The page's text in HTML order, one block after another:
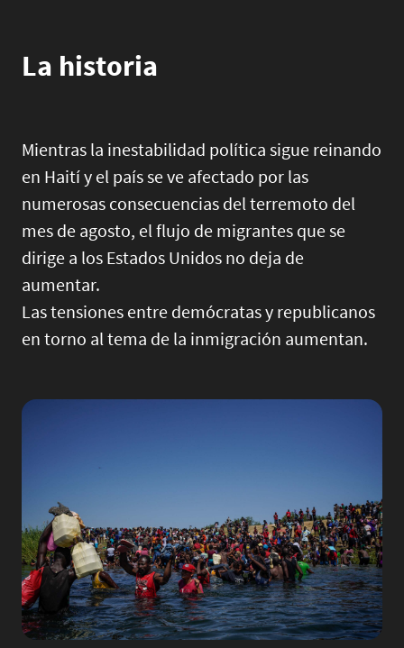
La historia
Mientras la inestabilidad política sigue reinando
en Haití y el país se ve afectado por las
numerosas consecuencias del terremoto del
mes de agosto, el flujo de migrantes que se
dirige a los Estados Unidos no deja de
aumentar.
Las tensiones entre demócratas y republicanos
en torno al tema de la inmigración aumentan.
Image